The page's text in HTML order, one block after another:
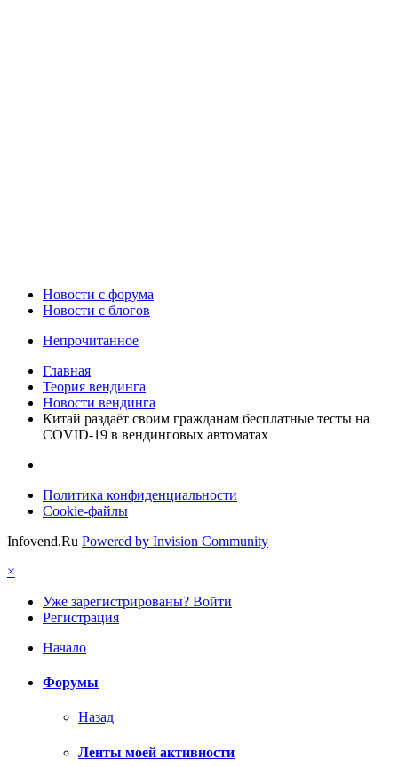
Новости c форума
Новости с блогов
Непрочитанное
Главная
Теория вендинга
Новости вендинга
Китай раздаёт своим гражданам бесплатные тесты на
COVID-19 в вендинговых автоматах
Политика конфиденциальности
Cookie-файлы
Infovend.Ru Powered by Invision Community
×
Уже зарегистрированы? Войти
Регистрация
Начало
Форумы
Назад
Ленты моей активности